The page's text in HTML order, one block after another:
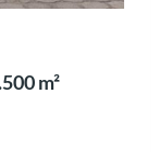
m²